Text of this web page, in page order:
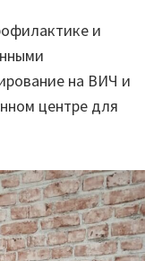
и
на ВИЧ и
центре для